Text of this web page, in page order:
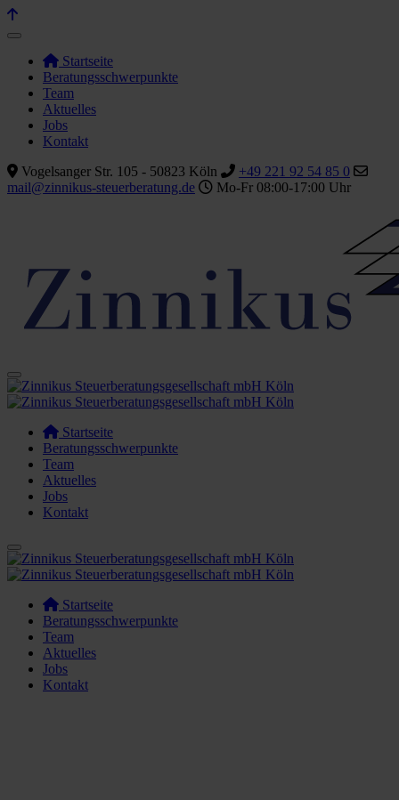
Startseite
Beratungsschwerpunkte
Team
Aktuelles
Jobs
Kontakt
Vogelsanger Str. 105 - 50823 Köln
+49 221 92 54 85 0
mail@zinnikus-steuerberatung.de
Mo-Fr 08:00-17:00 Uhr
Startseite
Beratungsschwerpunkte
Team
Aktuelles
Jobs
Kontakt
Startseite
Beratungsschwerpunkte
Team
Aktuelles
Jobs
Kontakt